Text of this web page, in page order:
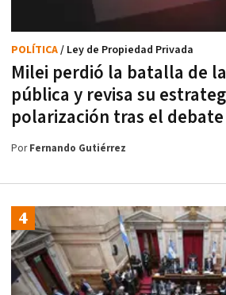
Milei perdió la batalla de
pública y revisa su
polarización tras el
POLÍTICA/ Ley de Propiedad Privada
PorFernando Gutiérrez